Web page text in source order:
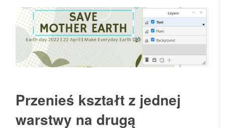
Przenieś kształt z jednej
warstwy na drugą